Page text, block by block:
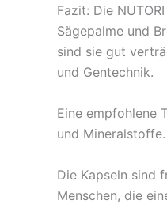
Fazit: Die
Sägepalme und
sind sie gut
und Gentechnik.
Eine empfohlene
und
Die Kapseln sind
Menschen, die